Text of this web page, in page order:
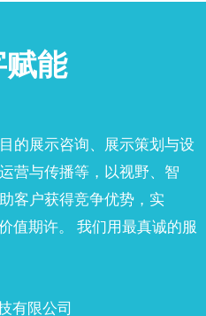
赋能
的展示咨询、展示策划与设
营与传播等，以视野、智
客户获得竞争优势，实
值期许。 我们用最真诚的服
有限公司